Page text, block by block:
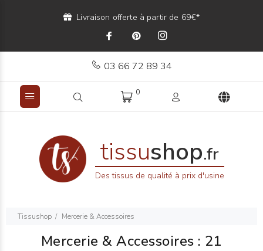
Livraison offerte à partir de 69€*
03 66 72 89 34
0
tissushop.fr
Des tissus de qualité à prix d'usine
Tissushop Mercerie & Accessoires
Mercerie & Accessoires : 21